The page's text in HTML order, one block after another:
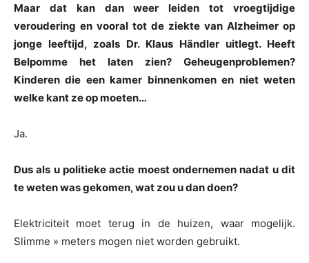
Maar dat kan dan weer leiden tot vroegtijdige
veroudering en vooral tot de ziekte van Alzheimer op
jonge leeftijd, zoals Dr. Klaus Händler uitlegt. Heeft
Belpomme het laten zien? Geheugenproblemen?
Kinderen die een kamer binnenkomen en niet weten
welke kant ze op moeten…
Ja.
Dus als u politieke actie moest ondernemen nadat u dit
te weten was gekomen, wat zou u dan doen?
Elektriciteit moet terug in de huizen, waar mogelijk.
Slimme » meters mogen niet worden gebruikt.